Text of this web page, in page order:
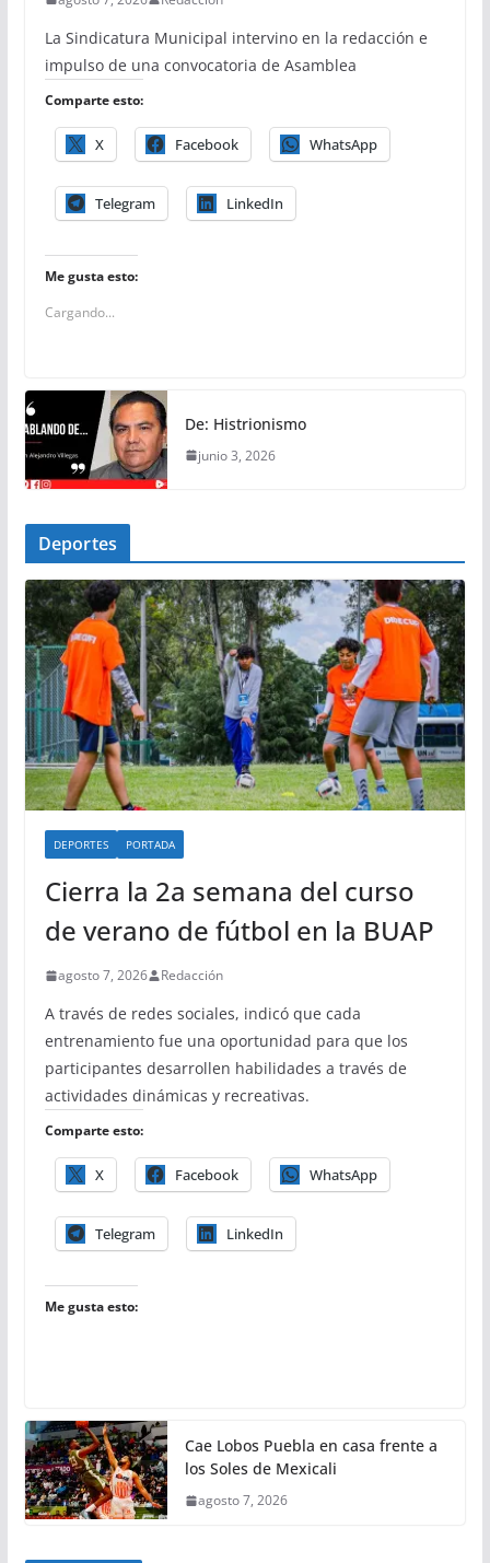
La Sindicatura Municipal intervino en la redacción e
impulso de una convocatoria de Asamblea
Comparte esto:
X Facebook WhatsApp
Telegram LinkedIn
Me gusta esto:
Cargando...
De: Histrionismo
junio 3, 2026
Deportes
DEPORTES PORTADA
Cierra la 2a semana del curso
de verano de fútbol en la BUAP
agosto 7, 2026 Redacción
A través de redes sociales, indicó que cada
entrenamiento fue una oportunidad para que los
participantes desarrollen habilidades a través de
actividades dinámicas y recreativas.
Comparte esto:
X Facebook WhatsApp
Telegram LinkedIn
Me gusta esto:
Cae Lobos Puebla en casa frente a
los Soles de Mexicali
agosto 7, 2026